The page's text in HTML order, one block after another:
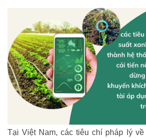
Tại Việt Nam, các tiêu chí pháp lý